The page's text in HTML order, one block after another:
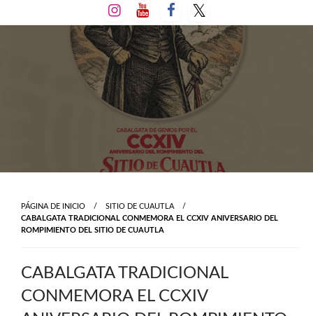
al
PÁGINA DE INICIO
SITIO DE CUAUTLA
CABALGATA TRADICIONAL CONMEMORA EL CCXIV ANIVERSARIO DEL
ROMPIMIENTO DEL SITIO DE CUAUTLA
CABALGATA TRADICIONAL
CONMEMORA EL CCXIV